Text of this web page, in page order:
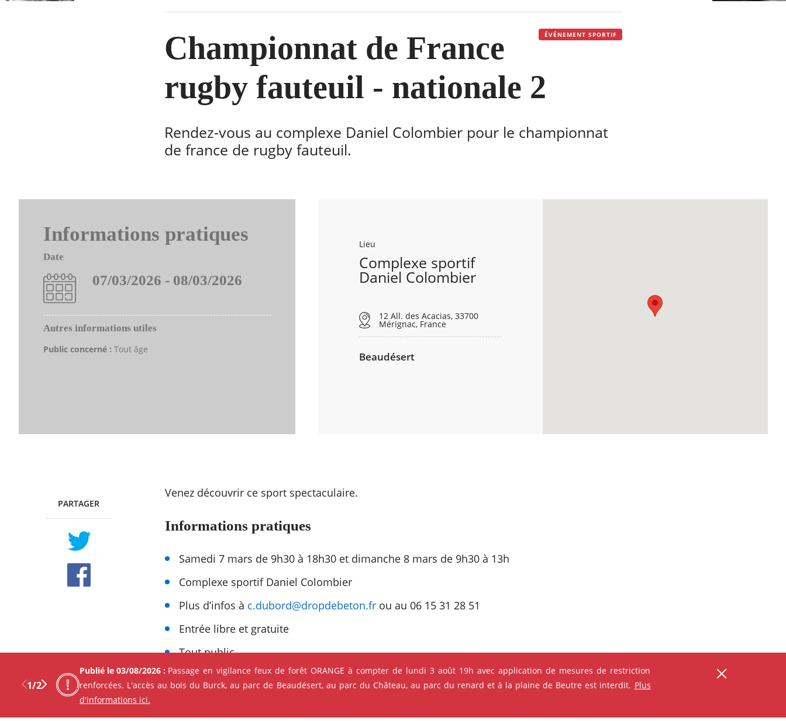
1/2
Publié le 03/08/2026 : Passage en vigilance feux de forêt ORANGE à compter de lundi 3 août 19h avec application de mesures de restriction
renforcées. L'accès au bois du Burck, au parc de Beaudésert, au parc du Château, au parc du renard et à la plaine de Beutre est interdit. Plus
d'informations ici.
ÉVÉNEMENT SPORTIF
Championnat de France
rugby fauteuil - nationale 2
Rendez-vous au complexe Daniel Colombier pour le championnat
de france de rugby fauteuil.
Informations pratiques
Date
07/03/2026 - 08/03/2026
Autres informations utiles
Public concerné : Tout âge
Lieu
Complexe sportif
Daniel Colombier
12 All. des Acacias, 33700
Mérignac, France
Beaudésert
PARTAGER
TWITTER
FACEBOOK
Venez découvrir ce sport spectaculaire.
Informations pratiques
Samedi 7 mars de 9h30 à 18h30 et dimanche 8 mars de 9h30 à 13h
Complexe sportif Daniel Colombier
Plus d’infos à c.dubord@dropdebeton.frou au 06 15 31 28 51
Entrée libre et gratuite
Tout public